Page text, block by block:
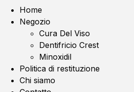
Home
Negozio
Cura Del Viso
Dentifricio Crest
Minoxidil
Politica di restituzione
Chi siamo